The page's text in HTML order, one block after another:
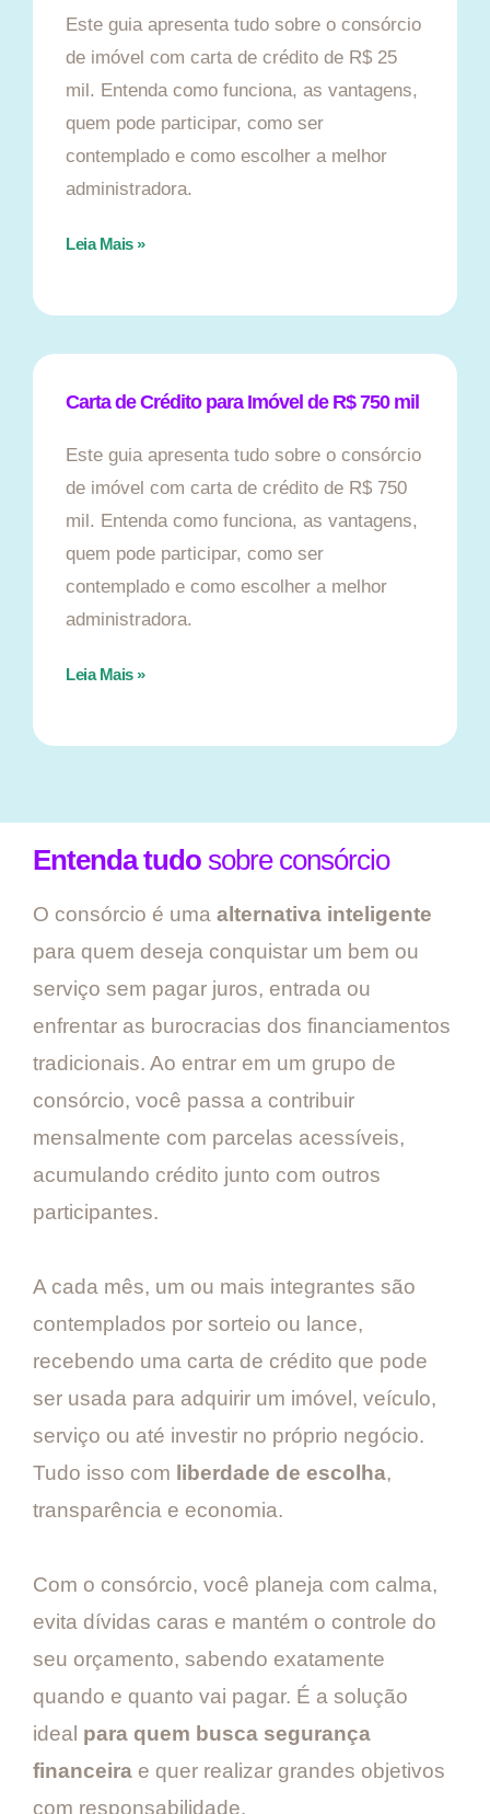
Este guia apresenta tudo sobre o consórcio
de imóvel com carta de crédito de R$ 25
mil. Entenda como funciona, as vantagens,
quem pode participar, como ser
contemplado e como escolher a melhor
administradora.
Leia Mais »
Carta de Crédito para Imóvel de R$ 750 mil
Este guia apresenta tudo sobre o consórcio
de imóvel com carta de crédito de R$ 750
mil. Entenda como funciona, as vantagens,
quem pode participar, como ser
contemplado e como escolher a melhor
administradora.
Leia Mais »
Entenda tudo sobre consórcio
O consórcio é uma alternativa inteligente
para quem deseja conquistar um bem ou
serviço sem pagar juros, entrada ou
enfrentar as burocracias dos financiamentos
tradicionais. Ao entrar em um grupo de
consórcio, você passa a contribuir
mensalmente com parcelas acessíveis,
acumulando crédito junto com outros
participantes.
A cada mês, um ou mais integrantes são
contemplados por sorteio ou lance,
recebendo uma carta de crédito que pode
ser usada para adquirir um imóvel, veículo,
serviço ou até investir no próprio negócio.
Tudo isso com liberdade de escolha,
transparência e economia.
Com o consórcio, você planeja com calma,
evita dívidas caras e mantém o controle do
seu orçamento, sabendo exatamente
quando e quanto vai pagar. É a solução
ideal para quem busca segurança
financeira e quer realizar grandes objetivos
com responsabilidade.